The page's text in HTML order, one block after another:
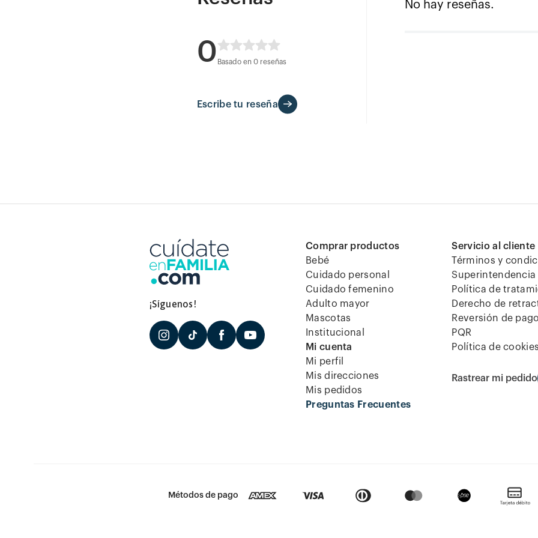
0 Basado en 0 reseñas
Escribe tu reseña
No hay reseñas.
¡Síguenos!
Comprar productos
Bebé
Cuidado personal
Cuidado femenino
Adulto mayor
Mascotas
Institucional
Mi cuenta
Mi perfil
Mis direcciones
Mis pedidos
Preguntas Frecuentes
Servicio al cliente
Términos y
Política de
Derecho de
Reversión de pago
PQR
Política de cookies
Rastrear mi pedido
Métodos de pago